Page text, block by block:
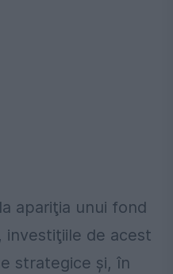
apariţia unui fond
investiţiile de acest
strategice şi, în